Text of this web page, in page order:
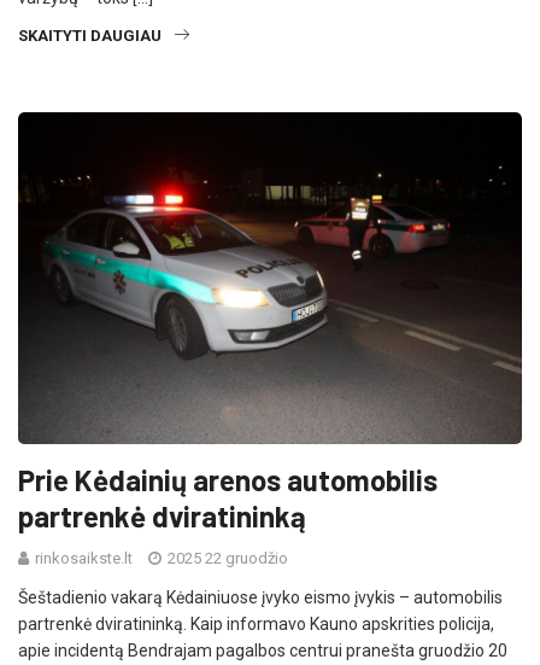
SKAITYTI DAUGIAU
Prie Kėdainių arenos automobilis
partrenkė dviratininką
rinkosaikste.lt 2025 22 gruodžio
Šeštadienio vakarą Kėdainiuose įvyko eismo įvykis – automobilis
partrenkė dviratininką. Kaip informavo Kauno apskrities policija,
apie incidentą Bendrajam pagalbos centrui pranešta gruodžio 20